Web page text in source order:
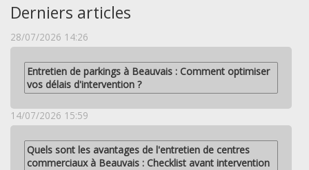
Derniers articles
28/07/2026 14:26
Entretien de parkings à Beauvais : Comment optimiser
vos délais d'intervention ?
14/07/2026 15:59
Quels sont les avantages de l'entretien de centres
commerciaux à Beauvais : Checklist avant intervention